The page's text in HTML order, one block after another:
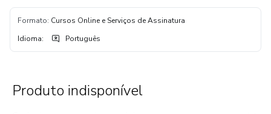
Formato: Cursos Online e Serviços de Assinatura
Idioma: Português
Produto indisponível